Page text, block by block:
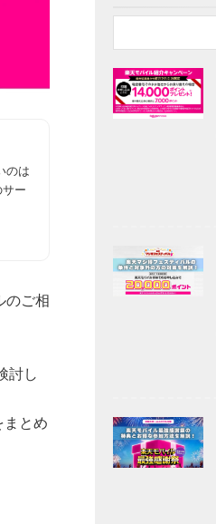
のは
ー
のご相
討し
とめ